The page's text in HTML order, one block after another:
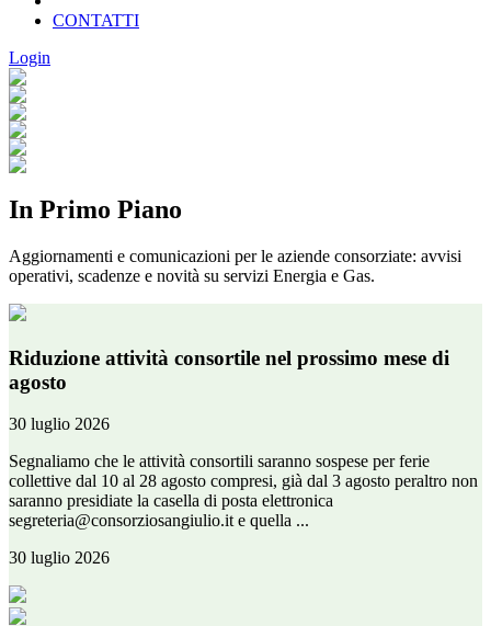
CONTATTI
Login
In Primo Piano
Aggiornamenti e comunicazioni per le aziende consorziate: avvisi
operativi, scadenze e novità su servizi Energia e Gas.
Riduzione attività consortile nel prossimo mese di
agosto
30 luglio 2026
Segnaliamo che le attività consortili saranno sospese per ferie
collettive dal 10 al 28 agosto compresi, già dal 3 agosto peraltro non
saranno presidiate la casella di posta elettronica
segreteria@consorziosangiulio.it e quella ...
30 luglio 2026